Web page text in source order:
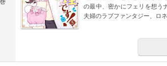
の最中、密かにフェリを想
夫婦のラブファンタジー、ロ